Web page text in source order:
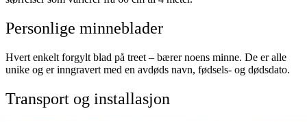
Personlige minneblader
Hvert enkelt forgylt blad på treet – bærer noens minne. De er alle
unike og er inngravert med en avdøds navn, fødsels- og dødsdato.
Transport og installasjon